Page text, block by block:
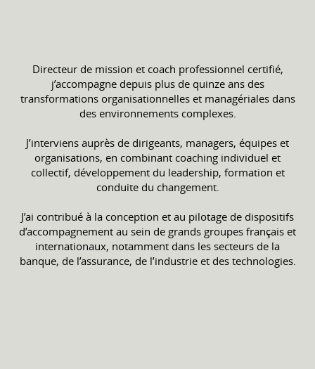
Directeur de mission et coach professionnel certifié,
j’accompagne depuis plus de quinze ans des
transformations organisationnelles et managériales dans
des environnements complexes.
J’interviens auprès de dirigeants, managers, équipes et
organisations, en combinant coaching individuel et
collectif, développement du leadership, formation et
conduite du changement.
J’ai contribué à la conception et au pilotage de dispositifs
d’accompagnement au sein de grands groupes français et
internationaux, notamment dans les secteurs de la
banque, de l’assurance, de l’industrie et des technologies.